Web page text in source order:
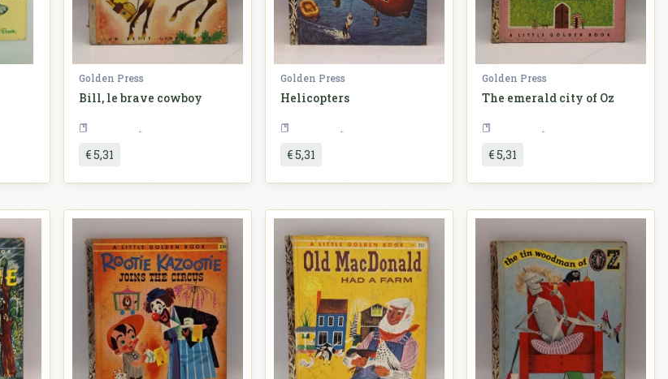
Golden Press
Bill, le brave cowboy
€ 5,31
Golden Press
Helicopters
€ 5,31
Golden Press
The emerald city of Oz
€ 5,31